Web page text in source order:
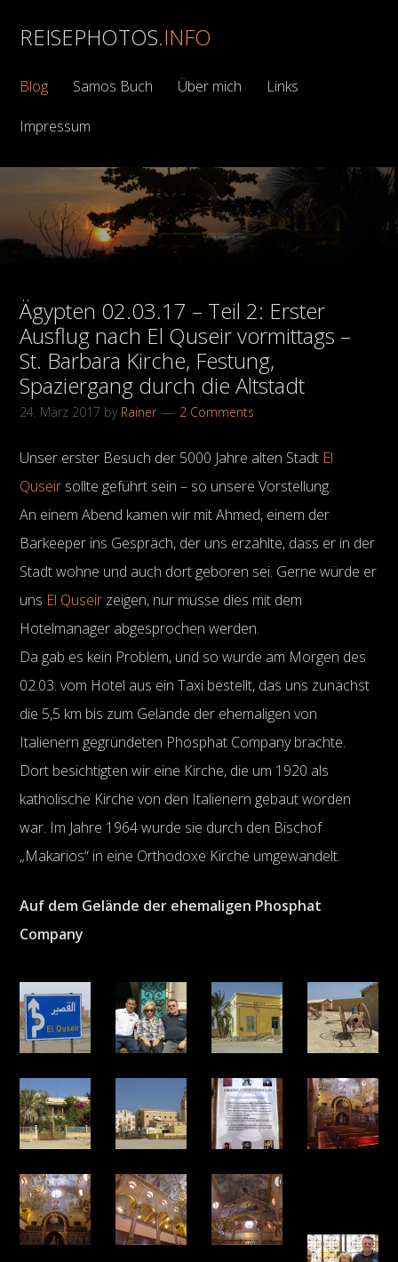
REISEPHOTOS.INFO
Blog Samos Buch Über mich Links
Impressum
Ägypten 02.03.17 – Teil 2: Erster
Ausflug nach El Quseir vormittags –
St. Barbara Kirche, Festung,
Spaziergang durch die Altstadt
24. März 2017 by Rainer 2 Comments
Unser erster Besuch der 5000 Jahre alten Stadt El
Quseir sollte geführt sein – so unsere Vorstellung.
An einem Abend kamen wir mit Ahmed, einem der
Barkeeper ins Gespräch, der uns erzählte, dass er in der
Stadt wohne und auch dort geboren sei. Gerne würde er
uns El Quseir zeigen, nur müsse dies mit dem
Hotelmanager abgesprochen werden.
Da gab es kein Problem, und so wurde am Morgen des
02.03. vom Hotel aus ein Taxi bestellt, das uns zunächst
die 5,5 km bis zum Gelände der ehemaligen von
Italienern gegründeten Phosphat Company brachte.
Dort besichtigten wir eine Kirche, die um 1920 als
katholische Kirche von den Italienern gebaut worden
war. Im Jahre 1964 wurde sie durch den Bischof
„Makarios“ in eine Orthodoxe Kirche umgewandelt.
Auf dem Gelände der ehemaligen Phosphat
Company